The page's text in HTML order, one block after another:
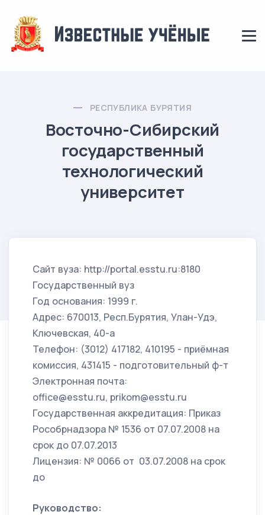
РЕСПУБЛИКА БУРЯТИЯ
Восточно-Сибирский
государственный
технологический
университет
Сайт вуза: http://portal.esstu.ru:8180
Государственный вуз
Год основания: 1999 г.
Адрес: 670013, Респ.Бурятия, Улан-Удэ,
Ключевская, 40-а
Телефон: (3012) 417182, 410195 - приёмная
комиссия, 431415 - подготовительный ф-т
Электронная почта:
office@esstu.ru, prikom@esstu.ru
Государственная аккредитация: Приказ
Рособрнадзора № 1536 от 07.07.2008 на
срок до 07.07.2013
Лицензия: № 0066 от 03.07.2008 на срок
до
Руководство: